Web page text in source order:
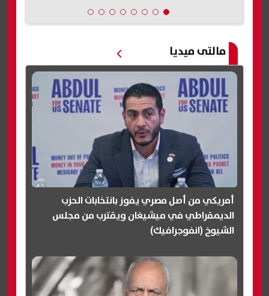
مالتى ميديا
أمريكي من أصل مصري يفوز بانتخابات الحزب
الديمقراطي في ميشيغان ويقترب من مجلس
الشيوخ (انفوجرافيك)